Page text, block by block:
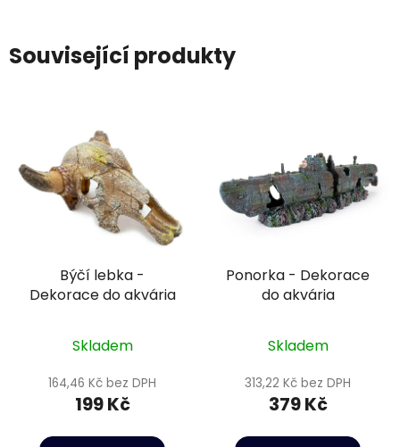
Související produkty
Býčí lebka -
Dekorace do akvária
Skladem
164,46 Kč bez DPH
199 Kč
Ponorka - Dekorace
do akvária
Skladem
313,22 Kč bez DPH
379 Kč